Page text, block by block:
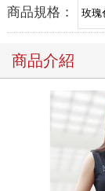
商品規格：
商品介紹